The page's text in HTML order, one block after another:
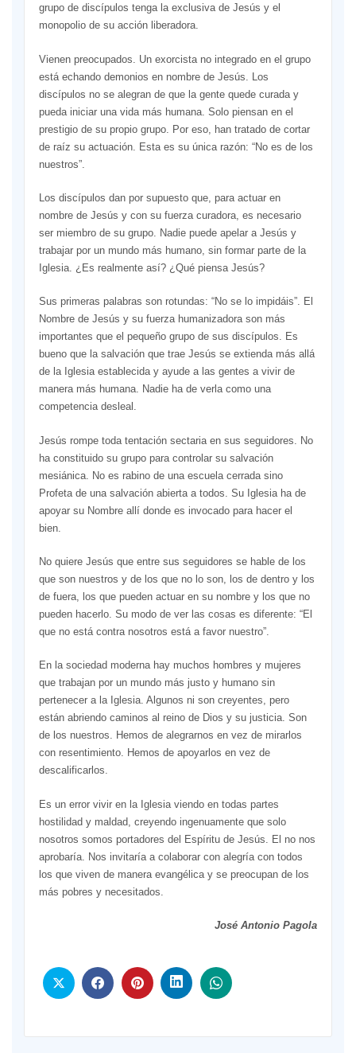
grupo de discípulos tenga la exclusiva de Jesús y el
monopolio de su acción liberadora.
Vienen preocupados. Un exorcista no integrado en el grupo
está echando demonios en nombre de Jesús. Los
discípulos no se alegran de que la gente quede curada y
pueda iniciar una vida más humana. Solo piensan en el
prestigio de su propio grupo. Por eso, han tratado de cortar
de raíz su actuación. Esta es su única razón: “No es de los
nuestros”.
Los discípulos dan por supuesto que, para actuar en
nombre de Jesús y con su fuerza curadora, es necesario
ser miembro de su grupo. Nadie puede apelar a Jesús y
trabajar por un mundo más humano, sin formar parte de la
Iglesia. ¿Es realmente así? ¿Qué piensa Jesús?
Sus primeras palabras son rotundas: “No se lo impidáis”. El
Nombre de Jesús y su fuerza humanizadora son más
importantes que el pequeño grupo de sus discípulos. Es
bueno que la salvación que trae Jesús se extienda más allá
de la Iglesia establecida y ayude a las gentes a vivir de
manera más humana. Nadie ha de verla como una
competencia desleal.
Jesús rompe toda tentación sectaria en sus seguidores. No
ha constituido su grupo para controlar su salvación
mesiánica. No es rabino de una escuela cerrada sino
Profeta de una salvación abierta a todos. Su Iglesia ha de
apoyar su Nombre allí donde es invocado para hacer el
bien.
No quiere Jesús que entre sus seguidores se hable de los
que son nuestros y de los que no lo son, los de dentro y los
de fuera, los que pueden actuar en su nombre y los que no
pueden hacerlo. Su modo de ver las cosas es diferente: “El
que no está contra nosotros está a favor nuestro”.
En la sociedad moderna hay muchos hombres y mujeres
que trabajan por un mundo más justo y humano sin
pertenecer a la Iglesia. Algunos ni son creyentes, pero
están abriendo caminos al reino de Dios y su justicia. Son
de los nuestros. Hemos de alegrarnos en vez de mirarlos
con resentimiento. Hemos de apoyarlos en vez de
descalificarlos.
Es un error vivir en la Iglesia viendo en todas partes
hostilidad y maldad, creyendo ingenuamente que solo
nosotros somos portadores del Espíritu de Jesús. El no nos
aprobaría. Nos invitaría a colaborar con alegría con todos
los que viven de manera evangélica y se preocupan de los
más pobres y necesitados.
José Antonio Pagola